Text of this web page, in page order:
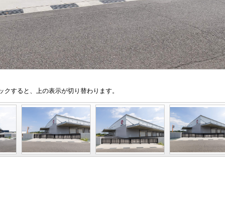
すると、上の表示が切り替わります。